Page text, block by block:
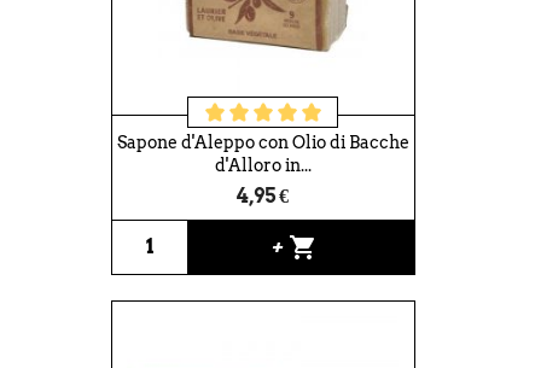
Sapone d'Aleppo con Olio di Bacche
d'Alloro in...
4,95 €
+ shopping_cart